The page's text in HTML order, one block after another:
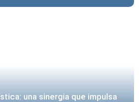
una sinergia que impulsa